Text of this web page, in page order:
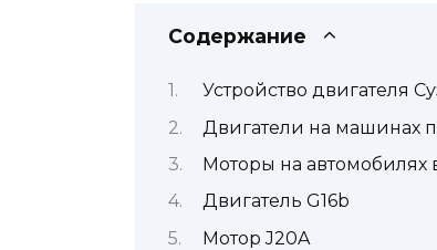
Содержание
Устройство двигателя
Двигатели на машинах
Моторы на автомобилях
Двигатель G16b
Мотор J20A